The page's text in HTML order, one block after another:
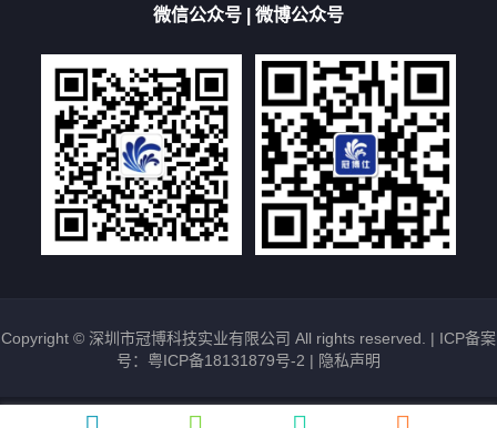
高尔夫球杆清洗机
大型单槽带过滤系列
全自动/半自动系列
客户定制非标机参考
双槽三槽四槽五槽多槽系列
轮胎清洗机
多频 扫频
文章标签
超声波清洗机定制
超声波清洗机除油污
超声波清洗机除锈
超声波清洗机洗眼镜
微信公众号 | 微博公众号
Copyright © 深圳市冠博科技实业有限公司 All rights reserved. | ICP备案
号：粤ICP备18131879号-2 | 隐私声明